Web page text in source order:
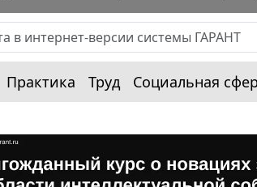
Практика Труд Социальная